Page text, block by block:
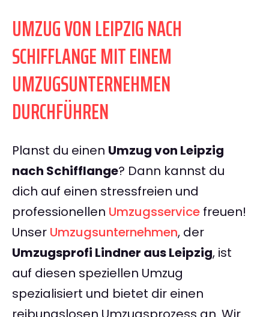
UMZUG VON LEIPZIG NACH
SCHIFFLANGE MIT EINEM
UMZUGSUNTERNEHMEN
DURCHFÜHREN
Planst du einen Umzug von Leipzig
nach Schifflange? Dann kannst du
dich auf einen stressfreien und
professionellen Umzugsservice freuen!
Unser Umzugsunternehmen, der
Umzugsprofi Lindner aus Leipzig, ist
auf diesen speziellen Umzug
spezialisiert und bietet dir einen